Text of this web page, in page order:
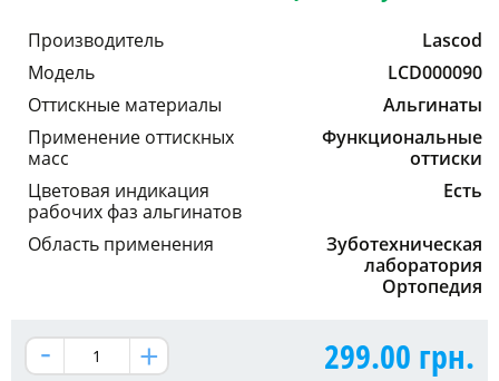
Производитель
Lascod
Модель
LCD000090
Оттискные материалы
Альгинаты
Применение оттискных
масс
Функциональные
оттиски
Цветовая индикация
рабочих фаз альгинатов
Есть
Область применения
Зуботехническая
лаборатория
Ортопедия
299.00 грн.